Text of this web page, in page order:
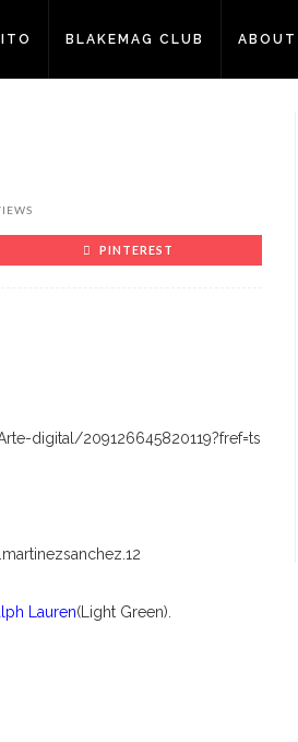
BLAKEMAG CLUB ABOUT
PINTEREST
digital/209126645820119?fref=ts
Lauren(Light Green).